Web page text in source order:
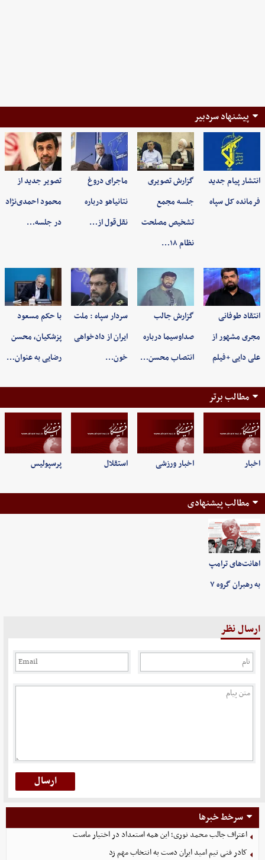
پیشنهاد سردبیر
انتشار پیام جدید
فرمانده کل سپاه
گزارش تصویری
جلسه مجمع
تشخیص مصلحت
نظام ۱۸…
ماجرای دروغ
نتانیاهو درباره
نقل‌قول از…
تصویر جدید از
محمود احمدی‌نژاد
در جلسه…
انتقاد طوفانی
مجری مشهور از
علی دایی +فیلم
گزارش جالب
صداوسیما درباره
انتصاب محسن…
سردار سپاه : ملت
ایران از دادخواهی
خون…
با حکم مسعود
پزشکیان، محسن
رضایی به عنوان…
مطالب برتر
اخبار اخبار ورزشی استقلال پرسپولیس
مطالب پیشنهادی
اهانت‌های ترامپ
به رهبران گروه ۷
ارسال نظر
سرخط خبرها
اعتراف جالب محمد نوری؛ این همه استعداد در اختیار ماست
کادر فنی تیم امید ایران دست به انتخاب مهم زد